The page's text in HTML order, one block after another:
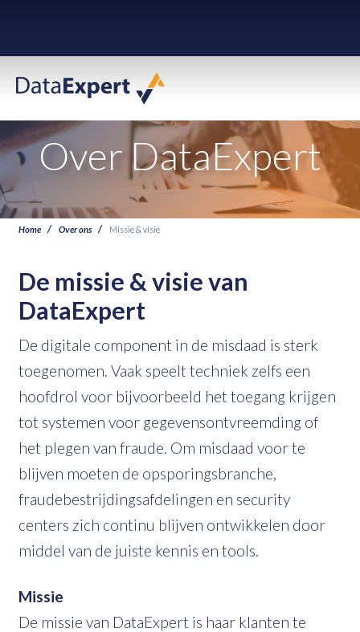
Over DataExpert
Home Over ons Missie & visie
De missie & visie van
DataExpert
De digitale component in de misdaad is sterk
toegenomen. Vaak speelt techniek zelfs een
hoofdrol voor bijvoorbeeld het toegang krijgen
tot systemen voor gegevensontvreemding of
het plegen van fraude. Om misdaad voor te
blijven moeten de opsporingsbranche,
fraudebestrijdingsafdelingen en security
centers zich continu blijven ontwikkelen door
middel van de juiste kennis en tools.
Missie
De missie van DataExpert is haar klanten te